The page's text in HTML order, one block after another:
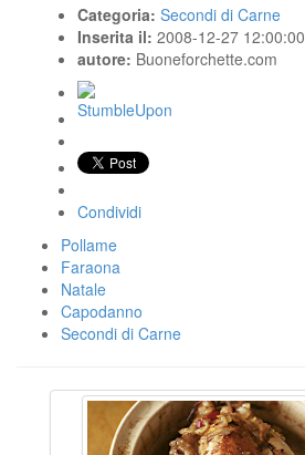
Categoria: Secondi di Carne
Inserita il: 2008-12-27 12:00:00
autore: Buoneforchette.com
Condividi
Pollame
Faraona
Natale
Capodanno
Secondi di Carne